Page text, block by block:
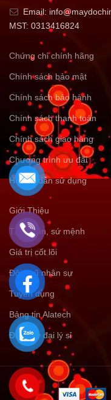
Email:
MST: 0313416824
Chứng chỉ chính hãng
Chính sách bảo mật
Chính sách bảo hành
Chính sách thanh toán
Chính sách giao hàng
Chương trình ưu đãi
Hướng dẫn sử dụng
Giới Thiệu
Tầm nhìn, sứ mệnh
Giá trị cốt lõi
Đội ngũ nhân sự
Tuyển dụng
Bảng tin Alatech
Đăng ký đại lý sỉ